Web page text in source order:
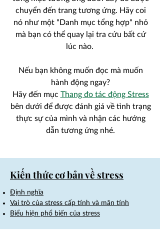
chuyển đến trang tương ứng. Hãy coi
nó như một "Danh mục tổng hợp" nhỏ
mà bạn có thể quay lại tra cứu bất cứ
lúc nào.
Nếu bạn không muốn đọc mà muốn
hành động ngay?
Hãy đến mục Thang đo tác động Stress
bên dưới để được đánh giá về tình trạng
thực sự của mình và nhận các hướng
dẫn tương ứng nhé.
Kiến thức cơ bản về stress
Định nghĩa
Vai trò của stress cấp tính và mãn tính
Biểu hiện phổ biến của stress